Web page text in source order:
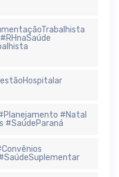
#Natal
#SaúdeParaná